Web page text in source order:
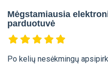
Mėgstamiausia
parduotuvė
Po kelių nesėkmingų